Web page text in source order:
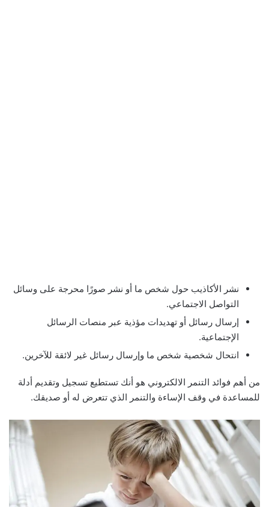
نشر الأكاذيب حول شخص ما أو نشر صورًا محرجة على وسائل
التواصل الاجتماعي.
إرسال رسائل أو تهديدات مؤذية عبر منصات الرسائل
الإجتماعية.
انتحال شخصية شخص ما وإرسال رسائل غير لائقة للآخرين.
من أهم فوائد التنمر الالكتروني هو أنك تستطيع تسجيل وتقديم أدلة
للمساعدة في وقف الإساءة والتنمر الذي تتعرض له أو صديقك.